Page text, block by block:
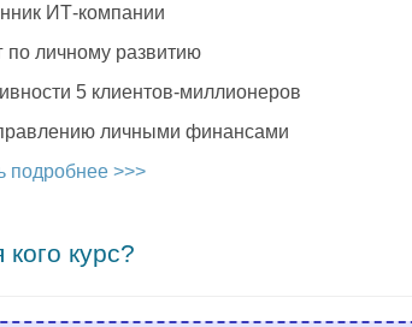
ИТ-компании
по личному развитию
5 клиентов-миллионеров
личными финансами
подробнее >>>
кого курс?